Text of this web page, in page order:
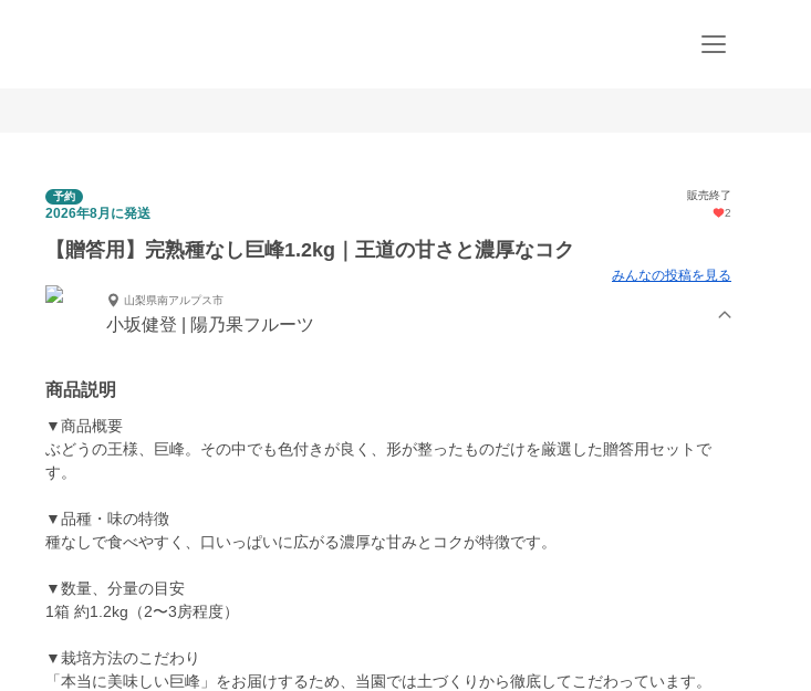
予約 販売終了
2026年8月に発送 2
【贈答用】完熟種なし巨峰1.2kg｜王道の甘さと濃厚なコク
みんなの投稿を見る
山梨県南アルプス市
小坂健登 | 陽乃果フルーツ
商品説明
▼商品概要
ぶどうの王様、巨峰。その中でも色付きが良く、形が整ったものだけを厳選した贈答用セットで
す。
▼品種・味の特徴
種なしで食べやすく、口いっぱいに広がる濃厚な甘みとコクが特徴です。
▼数量、分量の目安
1箱 約1.2kg（2〜3房程度）
▼栽培方法のこだわり
「本当に美味しい巨峰」をお届けするため、当園では土づくりから徹底してこだわっています。